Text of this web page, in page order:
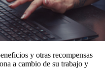
y otras recompensas
a cambio de su trabajo y